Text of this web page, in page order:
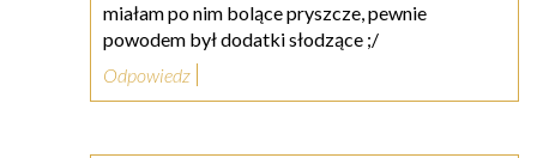
miałam po nim bolące pryszcze, pewnie
powodem był dodatki słodzące ;/
Odpowiedz